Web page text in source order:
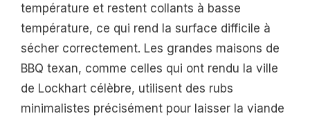
température et restent collants à basse
température, ce qui rend la surface difficile à
sécher correctement. Les grandes maisons de
BBQ texan, comme celles qui ont rendu la ville
de Lockhart célèbre, utilisent des rubs
minimalistes précisément pour laisser la viande